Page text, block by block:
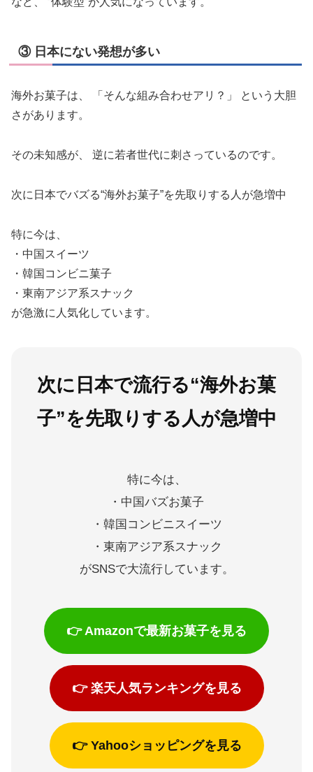
③ 日本にない発想が多い
海外お菓子は、 「そんな組み合わせアリ？」 という大胆
さがあります。
その未知感が、 逆に若者世代に刺さっているのです。
次に日本でバズる“海外お菓子”を先取りする人が急増中
特に今は、
・中国スイーツ
・韓国コンビニ菓子
・東南アジア系スナック
が急激に人気化しています。
次に日本で流行る“海外お菓
子”を先取りする人が急増中
特に今は、
・中国バズお菓子
・韓国コンビニスイーツ
・東南アジア系スナック
がSNSで大流行しています。
👉 Amazonで最新お菓子を見る
👉 楽天人気ランキングを見る
👉 Yahooショッピングを見る